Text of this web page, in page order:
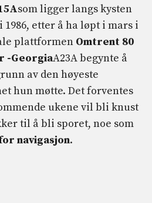
som ligger langs kysten
etter å ha løpt i mars i
plattformen Omtrent 80
-GeorgiaA23A begynte å
av den høyeste
hun møtte. Det forventes
ukene vil bli knust
til å bli sporet, noe som
navigasjon.